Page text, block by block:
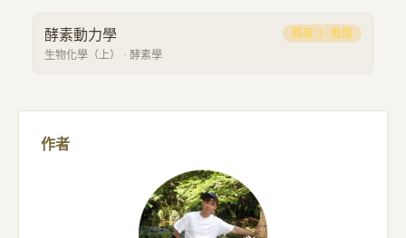
酵素動力學
生物化學（上） · 酵素學
難度 3 · 進階
作者